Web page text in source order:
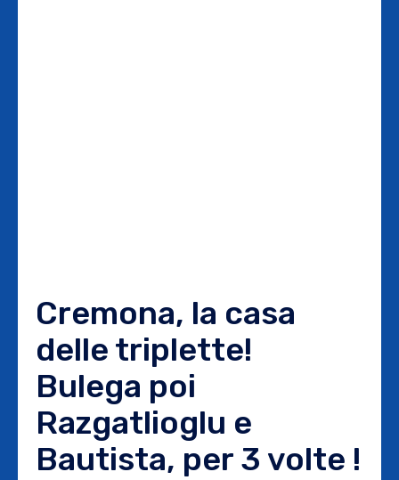
Cremona, la casa
delle triplette!
Bulega poi
Razgatlioglu e
Bautista, per 3 volte !